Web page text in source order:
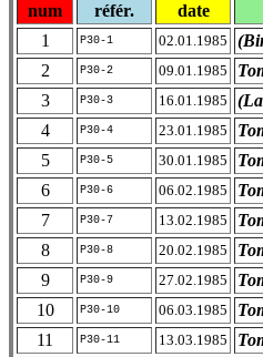
num référ. date
1
P30-1 02.01.1985
2
P30-2 09.01.1985
3
P30-3 16.01.1985
4
P30-4 23.01.1985
5
P30-5 30.01.1985
6
P30-6 06.02.1985
7
P30-7 13.02.1985
8
P30-8 20.02.1985
9
P30-9 27.02.1985
10
P30-10 06.03.1985
11
P30-11 13.03.1985